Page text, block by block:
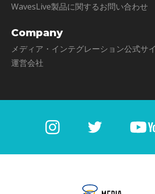
WavesLive製品に関するお問い合わせ
Company
メディア・インテグレーション公式サ
運営会社